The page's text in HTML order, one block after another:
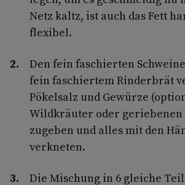
Netz kaltz, ist auch das Fett
flexibel.
Den fein faschierten
fein faschiertem Rinderbrät
Pökelsalz und Gewürze
Wildkräuter oder geriebenen
zugeben und alles mit den
verkneten.
Die Mischung in 6 gleiche